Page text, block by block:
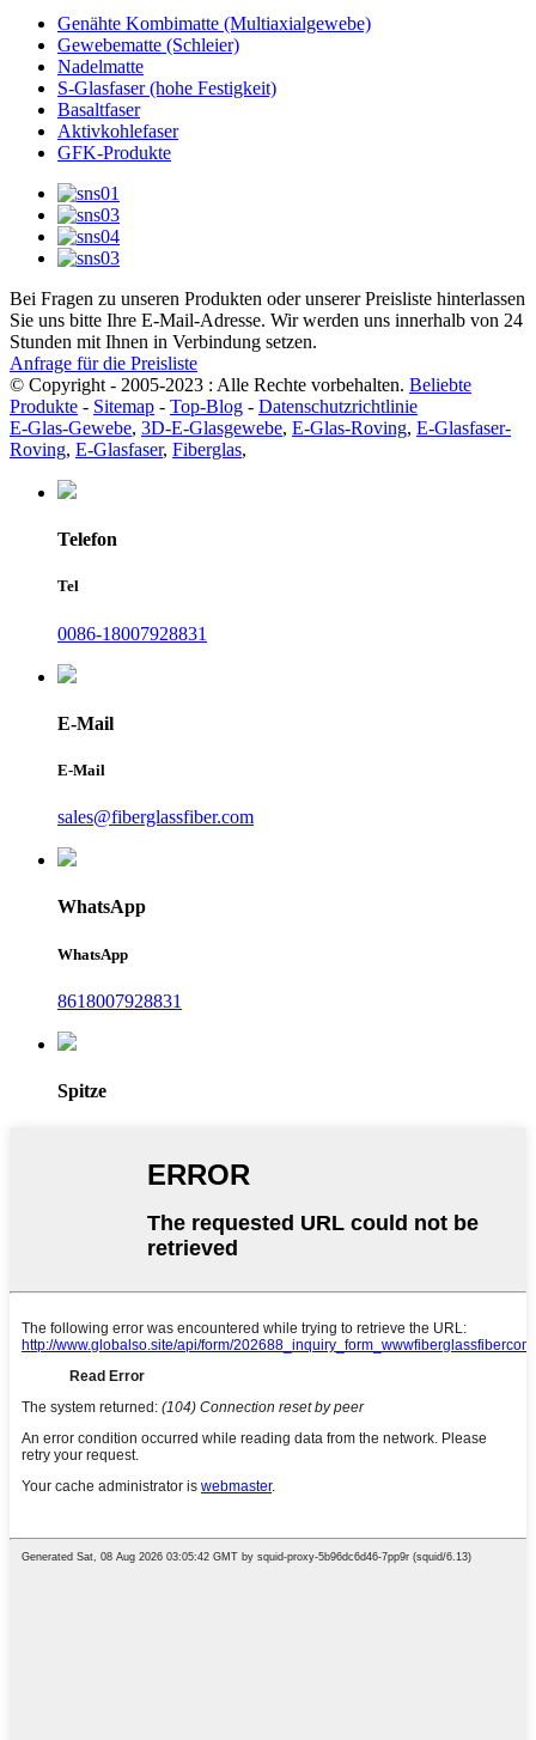
Genähte Kombimatte (Multiaxialgewebe)
Gewebematte (Schleier)
Nadelmatte
S-Glasfaser (hohe Festigkeit)
Basaltfaser
Aktivkohlefaser
GFK-Produkte
Bei Fragen zu unseren Produkten oder unserer Preisliste hinterlassen
Sie uns bitte Ihre E-Mail-Adresse. Wir werden uns innerhalb von 24
Stunden mit Ihnen in Verbindung setzen.
Anfrage für die Preisliste
© Copyright - 2005-2023 : Alle Rechte vorbehalten. Beliebte
Produkte - Sitemap - Top-Blog - Datenschutzrichtlinie
E-Glas-Gewebe, 3D-E-Glasgewebe, E-Glas-Roving, E-Glasfaser-
Roving, E-Glasfaser, Fiberglas,
Telefon
Tel
0086-18007928831
E-Mail
E-Mail
sales@fiberglassfiber.com
WhatsApp
WhatsApp
8618007928831
Spitze